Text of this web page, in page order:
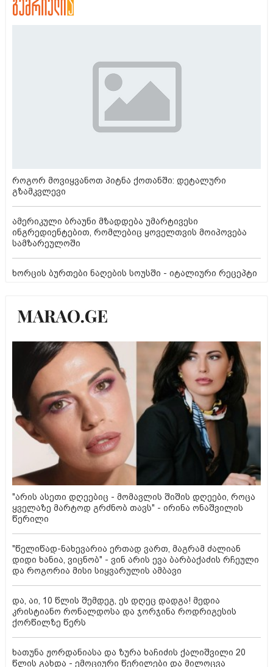
როგორ მოვიყვანოთ პიტნა ქოთანში: დეტალური
გზამკვლევი
ამერიკული ბრაუნი მზადდება უმარტივესი
ინგრედიენტებით, რომლებიც ყოველთვის მოიპოვება
სამზარეულოში
ხორცის ბურთები ნაღების სოუსში - იტალიური რეცეპტი
"არის ასეთი დღეებიც - მომავლის შიშის დღეები, როცა
ყველაზე მარტოდ გრძნობ თავს" - ირინა ონაშვილის
წერილი
"წელიწად-ნახევარია ერთად ვართ, მაგრამ ძალიან
დიდი ხანია, ვიცნობ" - ვინ არის ევა ბარბაქაძის რჩეული
და როგორია მისი სიყვარულის ამბავი
და, აი, 10 წლის შემდეგ, ეს დღეც დადგა! მედია
კრისტიანო რონალდოსა და ჯორჯინა როდრიგესის
ქორწილზე წერს
ხათუნა ჟორდანიასა და ზურა ხაჩიძის ქალიშვილი 20
წლის გახდა - ემოციური წერილები და მილოცვა